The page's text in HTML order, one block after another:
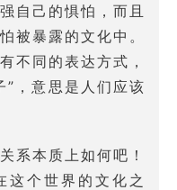
自己的惧怕，而且
被暴露的文化中。
不同的表达方式，
”，意思是人们应该
系本质上如何吧！
这个世界的文化之